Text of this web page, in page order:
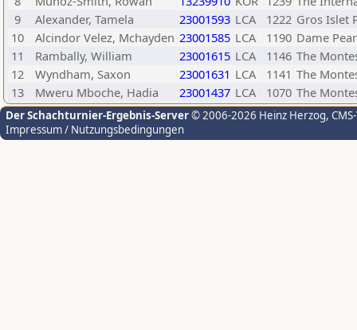
9
Alexander, Tamela 23001593 LCA 1222 Gros Islet
10
Alcindor Velez, Mchayden 23001585 LCA 1190 Dame
11
Rambally, William 23001615 LCA 1146 The
12
Wyndham, Saxon 23001631 LCA 1141 The
13
Mweru Mboche, Hadia 23001437 LCA 1070 The
Der Schachturnier-Ergebnis-Server© 2006-2026 Heinz Herzog,
Impressum / Nutzungsbedingungen